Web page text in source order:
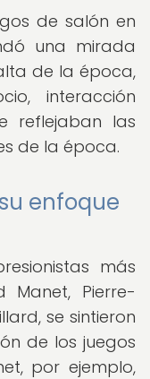
de salón en
una mirada
de la época,
interacción
reflejaban las
de la época.
enfoque
más
Manet, Pierre-
se sintieron
de los juegos
por ejemplo,